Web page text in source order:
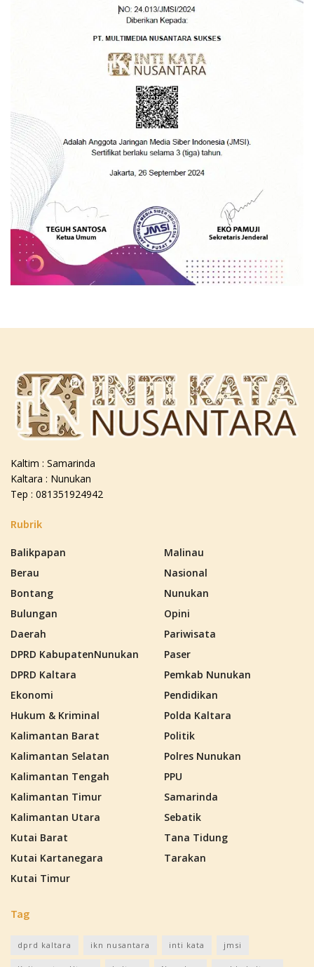
Kaltim : Samarinda
Kaltara : Nunukan
Tep : 081351924942
Rubrik
Balikpapan
Berau
Bontang
Bulungan
Daerah
DPRD KabupatenNunukan
DPRD Kaltara
Ekonomi
Hukum & Kriminal
Kalimantan Barat
Kalimantan Selatan
Kalimantan Tengah
Kalimantan Timur
Kalimantan Utara
Kutai Barat
Kutai Kartanegara
Kutai Timur
Malinau
Nasional
Nunukan
Opini
Pariwisata
Paser
Pemkab Nunukan
Pendidikan
Polda Kaltara
Politik
Polres Nunukan
PPU
Samarinda
Sebatik
Tana Tidung
Tarakan
Tag
dprd kaltara ikn nusantara inti kata jmsi